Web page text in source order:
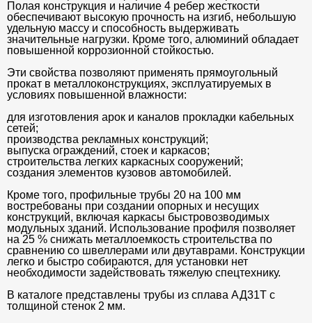
Полая конструкция и наличие 4 ребер жесткости
обеспечивают высокую прочность на изгиб, небольшую
удельную массу и способность выдерживать
значительные нагрузки. Кроме того, алюминий обладает
повышенной коррозионной стойкостью.
Эти свойства позволяют применять прямоугольный
прокат в металлоконструкциях, эксплуатируемых в
условиях повышенной влажности:
для изготовления арок и каналов прокладки кабельных
сетей;
производства рекламных конструкций;
выпуска ограждений, стоек и каркасов;
строительства легких каркасных сооружений;
создания элементов кузовов автомобилей.
Кроме того, профильные трубы 20 на 100 мм
востребованы при создании опорных и несущих
конструкций, включая каркасы быстровозводимых
модульных зданий. Использование профиля позволяет
на 25 % снижать металлоемкость строительства по
сравнению со швеллерами или двутаврами. Конструкции
легко и быстро собираются, для установки нет
необходимости задействовать тяжелую спецтехнику.
В каталоге представлены трубы из сплава АД31Т с
толщиной стенок 2 мм.